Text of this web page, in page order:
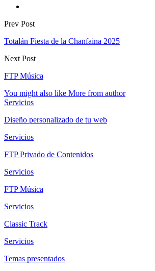
Prev Post
Totalán Fiesta de la Chanfaina 2025
Next Post
FTP Música
You might also like More from author
Servicios
Diseño personalizado de tu web
Servicios
FTP Privado de Contenidos
Servicios
FTP Música
Servicios
Classic Track
Servicios
Temas presentados